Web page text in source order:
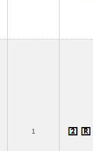
1